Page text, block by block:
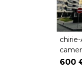
600